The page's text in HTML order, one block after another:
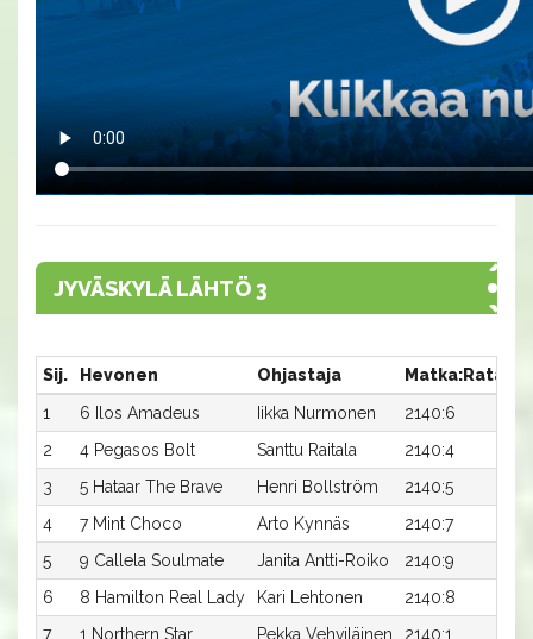
JYVÄSKYLÄ LÄHTÖ 3
Sij. Hevonen Ohjastaja Matka:Rata
1
6 Ilos Amadeus Iikka Nurmonen 2140:6
2
4 Pegasos Bolt Santtu Raitala 2140:4
3
5 Hataar The Brave Henri Bollström 2140:5
4
7 Mint Choco Arto Kynnäs 2140:7
5
9 Callela Soulmate Janita Antti-Roiko 2140:9
6
8 Hamilton Real Lady Kari Lehtonen 2140:8
7
1 Northern Star Pekka Vehviläinen 2140:1